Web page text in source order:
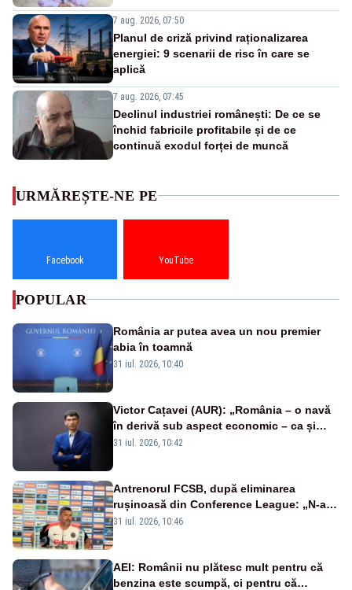
7 aug. 2026, 07:50
Planul de criză privind raționalizarea
energiei: 9 scenarii de risc în care se
aplică
7 aug. 2026, 07:45
Declinul industriei românești: De ce se
închid fabricile profitabile și de ce
continuă exodul forței de muncă
URMĂREȘTE-NE PE
Facebook YouTube
POPULAR
România ar putea avea un nou premier
abia în toamnă
31 iul. 2026, 10:40
Victor Cațavei (AUR): „România – o navă
în derivă sub aspect economic – ca și
rezultat al guvernărilor din ultimii 36 de
31 iul. 2026, 10:42
Antrenorul FCSB, după eliminarea
rușinoasă din Conference League: „N-ai
cum să nu scoți în evidență și lucrurile
31 iul. 2026, 10:46
AEI: Românii nu plătesc mult pentru că
benzina este scumpă, ci pentru că